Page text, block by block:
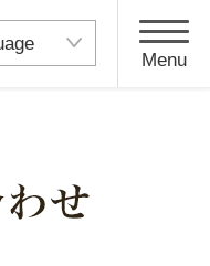
Menu
Inquiry